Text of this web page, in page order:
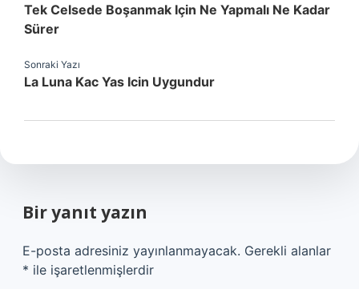
Tek Celsede Boşanmak Için Ne Yapmalı Ne Kadar
Sürer
Sonraki Yazı
La Luna Kac Yas Icin Uygundur
Bir yanıt yazın
E-posta adresiniz yayınlanmayacak. Gerekli alanlar
* ile işaretlenmişlerdir